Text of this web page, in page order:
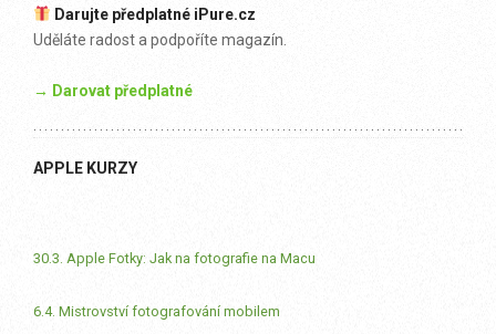
Darujte předplatné iPure.cz
Uděláte radost a podpoříte magazín.
→ Darovat předplatné
APPLE KURZY
30.3. Apple Fotky: Jak na fotografie na Macu
6.4. Mistrovství fotografování mobilem